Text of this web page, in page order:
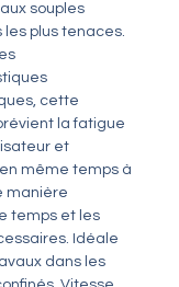
souples
les plus tenaces.
cette
la fatigue
et
même temps à
manière
temps et les
Idéale
dans les